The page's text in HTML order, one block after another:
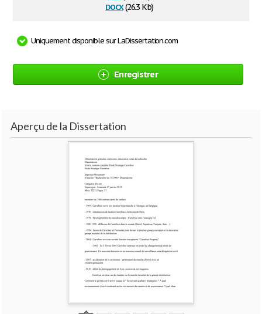
docx(26.3 Kb)
Uniquement disponible sur LaDissertation.com
Enregistrer
Aperçu de la Dissertation